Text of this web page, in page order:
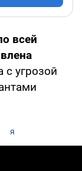
всей
с угрозой